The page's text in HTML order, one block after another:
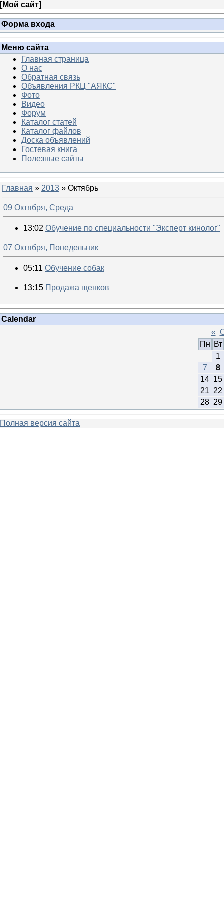
[Мой сайт]
Форма входа
Меню сайта
Главная страница
О нас
Обратная связь
Объявления РКЦ "АЯКС"
Фото
Видео
Форум
Каталог статей
Каталог файлов
Доска объявлений
Гостевая книга
Полезные сайты
Главная » 2013 » Октябрь
09 Октября, Среда
13:02 Обучение по специальности "Эксперт кинолог"
07 Октября, Понедельник
05:11 Обучение собак
13:15 Продажа щенков
Calendar
«
Пн Вт
1
7
8
14 15
21 22
28 29
Полная версия сайта